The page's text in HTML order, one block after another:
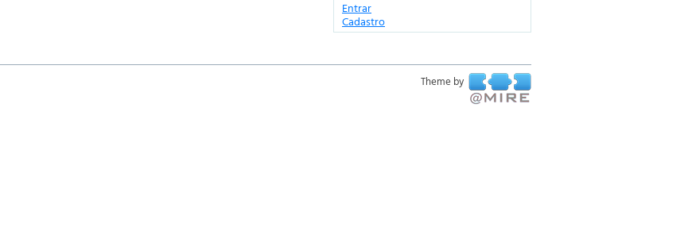
Entrar
Cadastro
Theme by